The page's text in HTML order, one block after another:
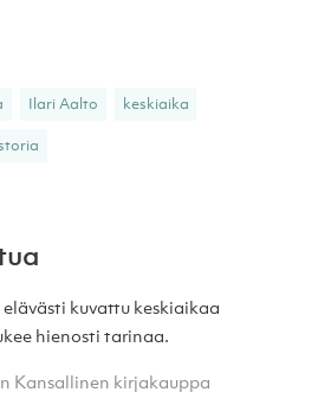
Ilari Aalto keskiaika
elävästi kuvattu keskiaikaa
hienosti tarinaa.
Kansallinen kirjakauppa